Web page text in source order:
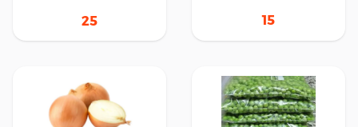
15
25